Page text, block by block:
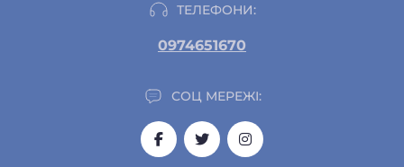
ТЕЛЕФОНИ:
0974651670
СОЦ МЕРЕЖІ: